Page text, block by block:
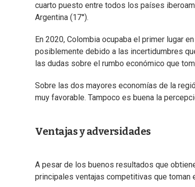
cuarto puesto entre todos los países
Argentina (17°).
En 2020, Colombia ocupaba el primer lugar
posiblemente debido a las incertidumbres
las dudas sobre el rumbo económico que
Sobre las dos mayores economías de la
muy favorable. Tampoco es buena la
Ventajas y adversidades
A pesar de los buenos resultados que
principales ventajas competitivas que toman